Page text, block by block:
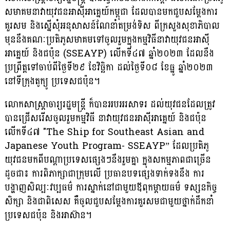
សមាគមនាវាយុវជនអាស៊ីអាគ្នេយ៍កម្ពុជា ដែលបានមកជួបសម្តែងការ
គួរសម និងស្នើសុំអនុសាសន៍ណែនាំតម្រង់ទិស ពីក្រសួងសុខាភិបាល
មុននឹងគណៈប្រតិភូសមាគមទៅចូលរួមក្នុងកម្មវិធីនាវាយុវជនអាស៊ី
អាគ្នេយ៍ និងជប៉ុន (SSEAYP) លើកទី៤៧ ឆ្នាំ២០២៣ ដែលនឹង
ប្រព្រឹត្តទៅចាប់ពីថ្ងៃទី២៩ ខែវិច្ឆិកា ដល់ថ្ងៃទី០៨ ខែធ្នូ ឆ្នាំ២០២៣
នៅទីក្រុងតូក្យូ ប្រទេសជប៉ុន។
លោកសាស្ត្រាចារ្យរដ្ឋមន្ត្រី ក៏បានអបអរសាទរ ដល់យុវជនដែលត្រូវ
បានជ្រើសរើសចូលរួមកម្មវិធី នាវាយុវជនអាស៊ីអាគ្នេយ៍ និងជប៉ុន
លើកទី៤៧ "The Ship for Southeast Asian and
Japanese Youth Program- SSEAYP” ដែលប្រតិភូ
យុវជនមកពីបណ្តាប្រទេសផ្សេងៗនឹងរួមគ្នា ក្នុងសកម្មភាពជាច្រើន
ដូចជា៖ ការពិភាក្សាជាក្រុមលើ ប្រធានបទផ្សេងទាក់ទងនឹង ការ
បង្ហាញសិល្បៈវប្បធម៌ ការស្នាក់នៅជាមួយឪពុកម្តាយធម៌ ទស្សនកិច្ច
សិក្សា និងជាពិសេស គឺចូលជួបសម្តែងការគួរសមជាមួយថ្នាក់ដឹកនាំ
ប្រទេសជប៉ុន និងអាស៊ាន។